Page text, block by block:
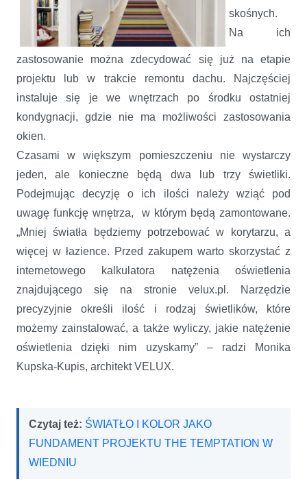
skośnych.
Na ich
zastosowanie można zdecydować się już na etapie
projektu lub w trakcie remontu dachu. Najczęściej
instaluje się je we wnętrzach po środku ostatniej
kondygnacji, gdzie nie ma możliwości zastosowania
okien.
Czasami w większym pomieszczeniu nie wystarczy
jeden, ale konieczne będą dwa lub trzy świetliki.
Podejmując decyzję o ich ilości należy wziąć pod
uwagę funkcję wnętrza, w którym będą zamontowane.
„Mniej światła będziemy potrzebować w korytarzu, a
więcej w łazience. Przed zakupem warto skorzystać z
internetowego kalkulatora natężenia oświetlenia
znajdującego się na stronie velux.pl. Narzędzie
precyzyjnie określi ilość i rodzaj świetlików, które
możemy zainstalować, a także wyliczy, jakie natężenie
oświetlenia dzięki nim uzyskamy” – radzi Monika
Kupska-Kupis, architekt VELUX.
Czytaj też: ŚWIATŁO I KOLOR JAKO
FUNDAMENT PROJEKTU THE TEMPTATION W
WIEDNIU